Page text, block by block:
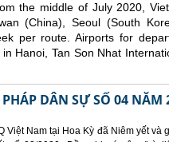
the middle of July 2020,
(China), Seoul (South
per route. Airports for
Hanoi, Tan Son Nhat
DÂN SỰ SỐ 04 NĂM
Việt Nam tại Hoa Kỳ đã Niêm yết